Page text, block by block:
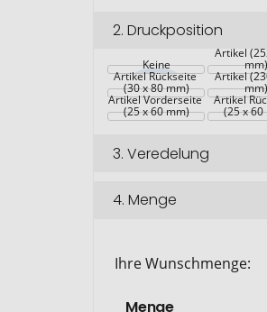
2.Druckposition
Keine
Artikel
Artikel Rückseite
(30 x 80 mm)
Artikel
Artikel Vorderseite
(25 x 60 mm)
Artikel
(25 x 60
3.Veredelung
4.Menge
Ihre Wunschmenge:
Menge